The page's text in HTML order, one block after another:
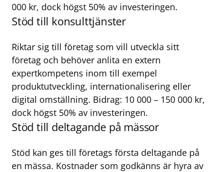
000 kr, dock högst 50% av investeringen.
Stöd till konsulttjänster
Riktar sig till företag som vill utveckla sitt
företag och behöver anlita en extern
expertkompetens inom till exempel
produktutveckling, internationalisering eller
digital omställning. Bidrag: 10 000 – 150 000 kr,
dock högst 50% av investeringen.
Stöd till deltagande på mässor
Stöd kan ges till företags första deltagande på
en mässa. Kostnader som godkänns är hyra av